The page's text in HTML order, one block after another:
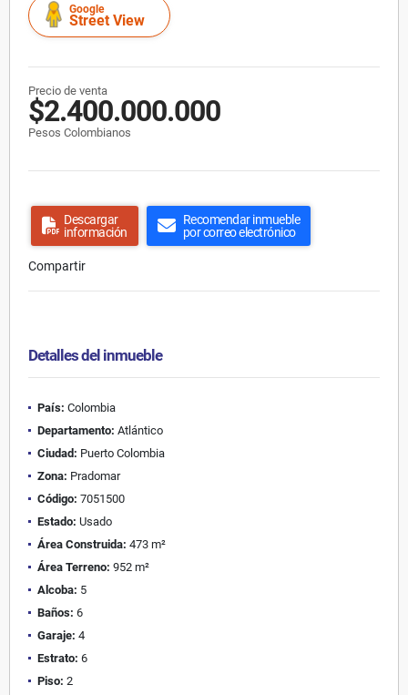
Google
Street View
Precio de venta
$2.400.000.000
Pesos Colombianos
Descargar
información
Recomendar inmueble
por correo electrónico
Compartir
Detalles del inmueble
País: Colombia
Departamento: Atlántico
Ciudad: Puerto Colombia
Zona: Pradomar
Código: 7051500
Estado: Usado
Área Construida: 473 m²
Área Terreno: 952 m²
Alcoba: 5
Baños: 6
Garaje: 4
Estrato: 6
Piso: 2